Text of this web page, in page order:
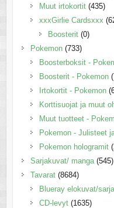
Muut irtokortit (435)
xxxGirlie Cardsxxx
Boosterit (0)
Pokemon (733)
Boosterboksit -
Boosterit - Pokemon
Irtokortit - Pokemon
Korttisuojat ja muut
Muut tuotteet -
Pokemon - Julisteet
Pokemon hologramit
Sarjakuvat/ manga (545)
Tavarat (8684)
Blueray elokuvat/
CD-levyt (1635)